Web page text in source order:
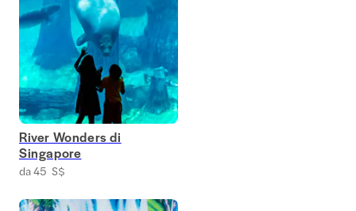
River Wonders di
Singapore
da 45 S$